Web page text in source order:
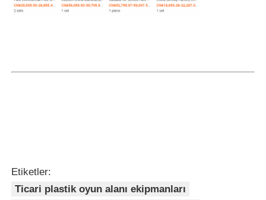
Etiketler:
Ticari plastik oyun alanı ekipmanları